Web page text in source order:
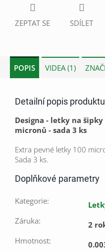
ZEPTAT SE SDÍLET
POPIS VIDEA (1)
Detailní popis produktu
Designa - letky na
micronů - sada 3 ks
Extra pevné letky 100
Sada 3 ks.
Doplňkové parametry
Kategorie:
Záruka:
2
Hmotnost: